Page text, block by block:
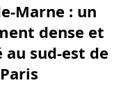
Marne : un
dense et
sud-est de
Paris